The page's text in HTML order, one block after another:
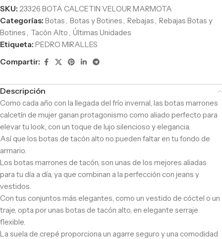
SKU: 23326 BOTA CALCETIN VELOUR MARMOTA
Categorías: Botas Botas y Botines Rebajas Rebajas Botas y
Botines
Tacón Alto Últimas Unidades
Etiqueta: PEDRO MIRALLES
Compartir:
Descripción
Como cada año con la llegada del frío invernal, las botas marrones
calcetín de mujer ganan protagonismo como aliado perfecto para
elevar tu look, con un toque de lujo silencioso y elegancia.
Así que los botas de tacón alto no pueden faltar en tu fondo de
armario.
Los botas marrones de tacón, son unas de los mejores aliadas
para tu día a día, ya que combinan a la perfección con jeans y
vestidos.
Con tus conjuntos más elegantes, como un vestido de cóctel o un
traje, opta por unas botas de tacón alto, en elegante serraje
flexible.
La suela de crepé proporciona un agarre seguro y una comodidad